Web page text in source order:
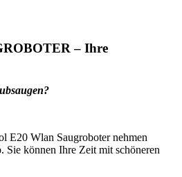
– Ihre
E20 Wlan Saugroboter nehmen
Sie können Ihre Zeit mit schöneren